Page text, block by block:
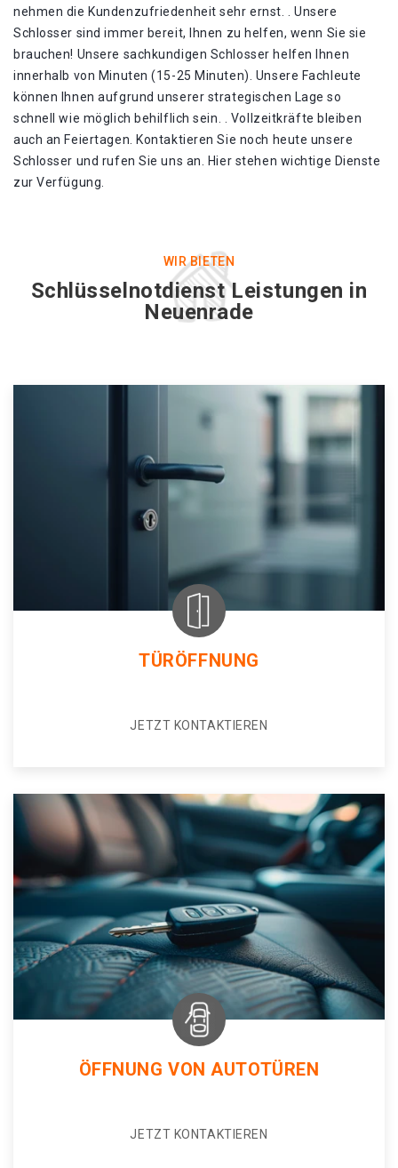
nehmen die Kundenzufriedenheit sehr ernst. . Unsere
Schlosser sind immer bereit, Ihnen zu helfen, wenn Sie sie
brauchen! Unsere sachkundigen Schlosser helfen Ihnen
innerhalb von Minuten (15-25 Minuten). Unsere Fachleute
können Ihnen aufgrund unserer strategischen Lage so
schnell wie möglich behilflich sein. . Vollzeitkräfte bleiben
auch an Feiertagen. Kontaktieren Sie noch heute unsere
Schlosser und rufen Sie uns an. Hier stehen wichtige Dienste
zur Verfügung.
WIR BIETEN
Schlüsselnotdienst Leistungen in
Neuenrade
TÜRÖFFNUNG
JETZT KONTAKTIEREN
ÖFFNUNG VON AUTOTÜREN
JETZT KONTAKTIEREN